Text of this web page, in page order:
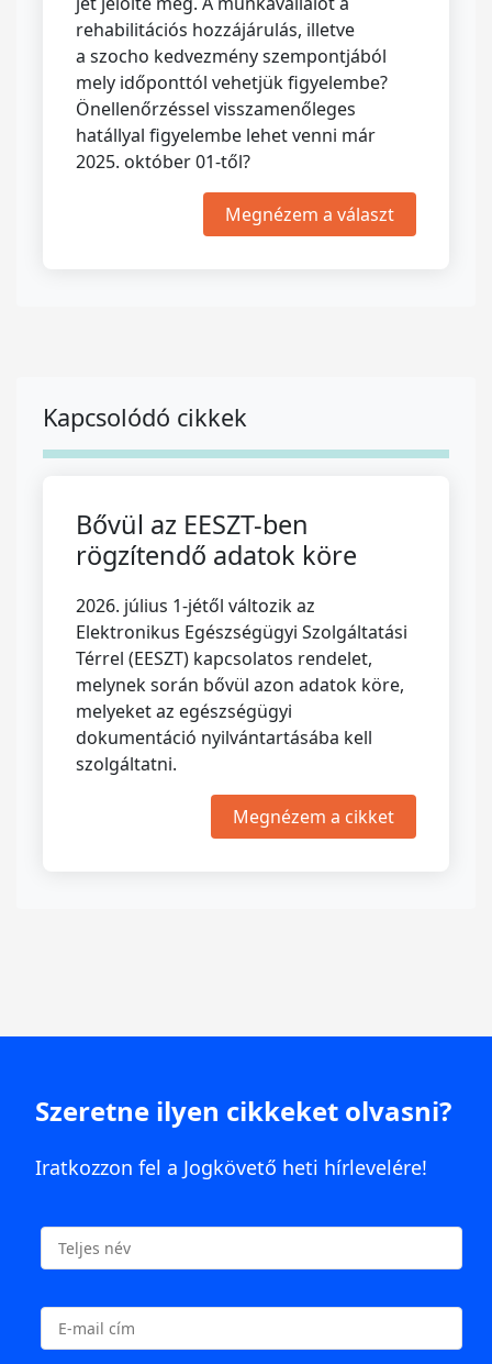
rehabilitációs hozzájárulás, illetve
a szocho kedvezmény szempontjából
mely időponttól vehetjük figyelembe?
Önellenőrzéssel visszamenőleges
hatállyal figyelembe lehet venni már
2025. október 01-től?
Megnézem a választ
Kapcsolódó cikkek
Bővül az EESZT-ben
rögzítendő adatok köre
2026. július 1-jétől változik az
Elektronikus Egészségügyi Szolgáltatási
Térrel (EESZT) kapcsolatos rendelet,
melynek során bővül azon adatok köre,
melyeket az egészségügyi
dokumentáció nyilvántartásába kell
szolgáltatni.
Megnézem a cikket
Szeretne ilyen cikkeket olvasni?
Iratkozzon fel a Jogkövető heti hírlevelére!